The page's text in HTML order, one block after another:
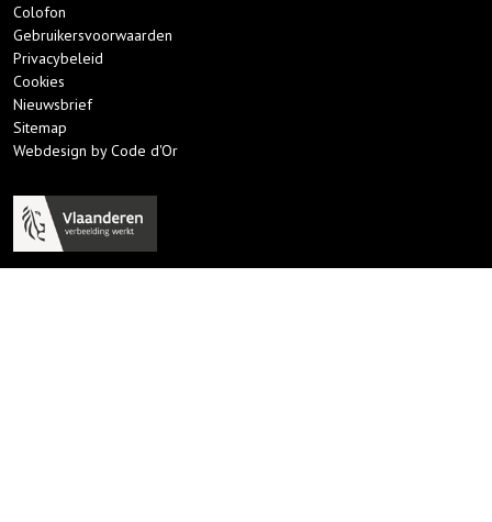
Colofon
Gebruikersvoorwaarden
Privacybeleid
Cookies
Nieuwsbrief
Sitemap
Webdesign by Code d'Or